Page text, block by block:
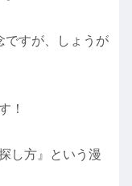
ですが、しょうが
！
し方』という漫